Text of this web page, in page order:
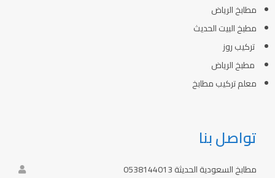
مطابخ الرياض
مطبخ البيت الحديث
تركيب روز
مطبخ الرياض
معلم تركيب مطابخ
تواصل بنا
مطابخ السعودية الحديثة 0538144013